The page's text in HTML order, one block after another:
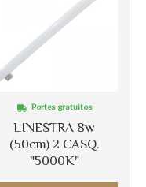
LINESTRA 8w
(50cm) 2 CASQ.
"5000K"
Portes gratuitos